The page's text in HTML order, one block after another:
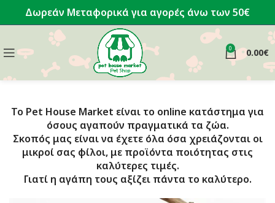
Δωρεάν Μεταφορικά για αγορές άνω των 50€
0 0.00€
Το Pet House Market είναι το online κατάστημα για
όσους αγαπούν πραγματικά τα ζώα.
Σκοπός μας είναι να έχετε όλα όσα χρειάζονται οι
μικροί σας φίλοι, με προϊόντα ποιότητας στις
καλύτερες τιμές.
Γιατί η αγάπη τους αξίζει πάντα το καλύτερο.